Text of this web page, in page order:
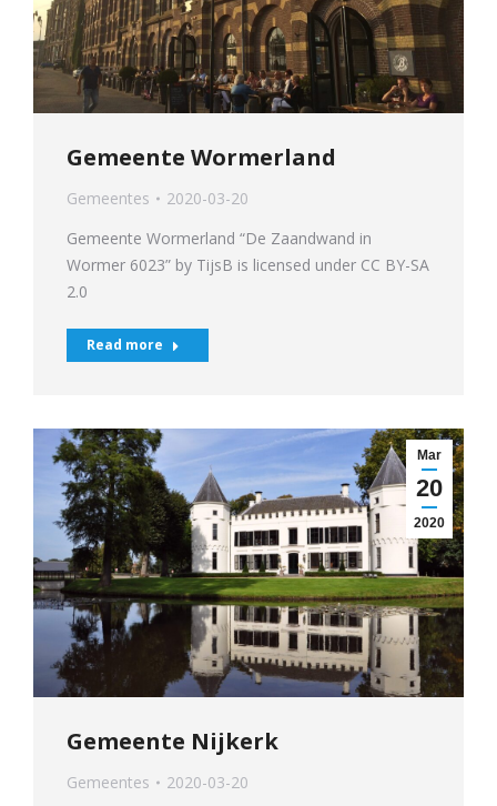
Gemeente Wormerland
Gemeentes
2020-03-20
Gemeente Wormerland “De Zaandwand in
Wormer 6023” by TijsB is licensed under CC BY-SA
2.0
Read more
Mar
20
2020
Gemeente Nijkerk
Gemeentes 2020-03-20